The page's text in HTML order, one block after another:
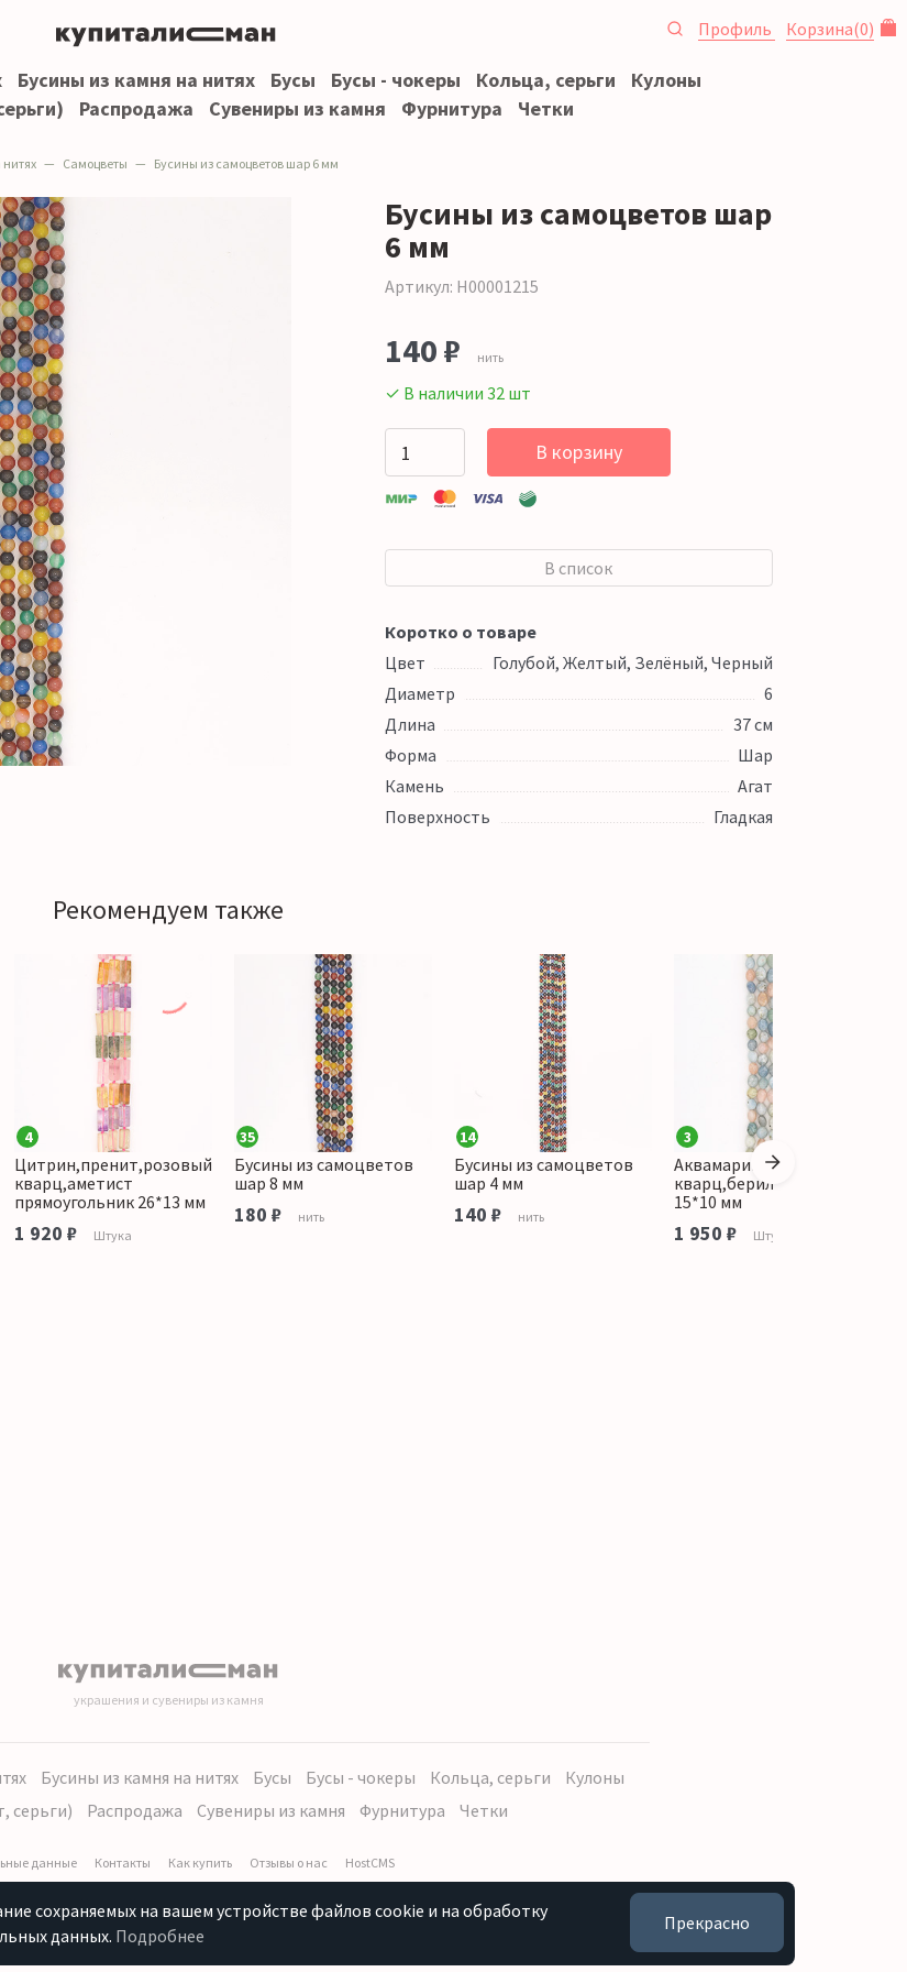
Профиль Корзина(0)
Бусины из камня на нитях Бусы Бусы - чокеры Кольца, серьги
Кулоны
Распродажа Сувениры из камня Фурнитура Четки
Самоцветы Бусины из самоцветов шар 6 мм
Бусины из самоцветов шар
6 мм
Артикул: Н00001215
140 ₽ нить
✓ В наличии 32 шт
В корзину
В список
Коротко о товаре
Цвет
Голубой, Желтый, Зелёный, Черный
Диаметр
6
Длина
37 см
Форма
Шар
Камень
Агат
Поверхность
Гладкая
Рекомендуем также
4
Цитрин,пренит,розовый
кварц,аметист
прямоугольник 26*13 мм
1 920 ₽ Штука
35
Бусины из самоцветов
шар 8 мм
180 ₽ нить
14
Бусины из самоцветов
шар 4 мм
140 ₽ нить
3
Аквамарин,розовый
кварц,берилл галтовка
15*10 мм
1 950 ₽ Штука
украшения и сувениры из камня
Бусины из камня на нитях Бусы Бусы - чокеры Кольца, серьги
Кулоны
серьги)
Распродажа Сувениры из камня Фурнитура Четки
данные Контакты Как купить Отзывы о нас HostCMS
сохраняемых на вашем устройстве файлов cookie и на обработку
данных. Подробнее
Прекрасно